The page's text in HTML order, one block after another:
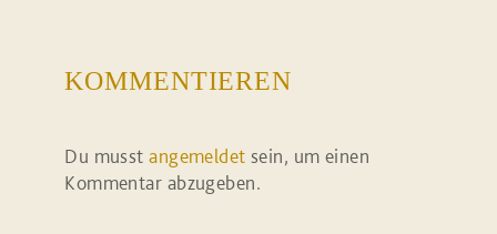
KOMMENTIEREN
Du musstangemeldet sein, um einen
Kommentar abzugeben.